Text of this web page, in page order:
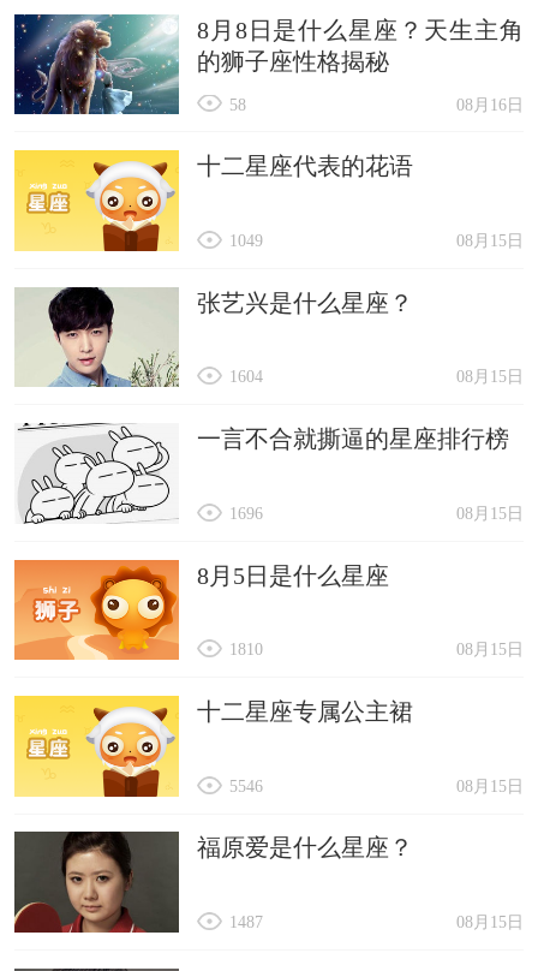
8月8日是什么星座？天生主角
的狮子座性格揭秘
08月16日
58
十二星座代表的花语
08月15日
1049
张艺兴是什么星座？
08月15日
1604
一言不合就撕逼的星座排行榜
08月15日
1696
8月5日是什么星座
08月15日
1810
十二星座专属公主裙
08月15日
5546
福原爱是什么星座？
08月15日
1487